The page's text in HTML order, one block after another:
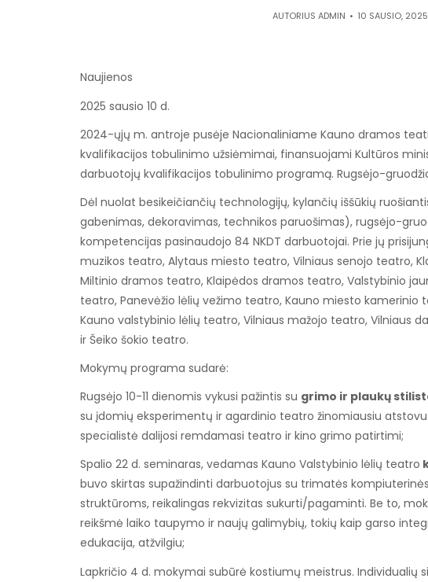
AUTORIUS ADMIN 10 SAUSIO, 2025
Naujienos
2025 sausio 10 d.
2024-ųjų m. antroje pusėje Nacionaliniame Kauno dramos
kvalifikacijos tobulinimo užsiėmimai, finansuojami Kultūros
darbuotojų kvalifikacijos tobulinimo programą. Rugsėjo-
Dėl nuolat besikeičiančių technologijų, kylančių iššūkių
gabenimas, dekoravimas, technikos paruošimas), rugsėjo-
kompetencijas pasinaudojo 84 NKDT darbuotojai. Prie jų
muzikos teatro, Alytaus miesto teatro, Vilniaus senojo teatro,
Miltinio dramos teatro, Klaipėdos dramos teatro, Valstybinio
teatro, Panevėžio lėlių vežimo teatro, Kauno miesto
Kauno valstybinio lėlių teatro, Vilniaus mažojo teatro, Vilniaus
ir Šeiko šokio teatro.
Mokymų programa sudarė:
Rugsėjo 10-11 dienomis vykusi pažintis su grimo ir plaukų
su įdomių eksperimentų ir agardinio teatro žinomiausiu
specialistė dalijosi remdamasi teatro ir kino grimo patirtimi;
Spalio 22 d. seminaras, vedamas Kauno Valstybinio lėlių teatro
buvo skirtas supažindinti darbuotojus su trimatės
struktūroms, reikalingas rekvizitas sukurti/pagaminti. Be to,
reikšmė laiko taupymo ir naujų galimybių, tokių kaip garso
edukacija, atžvilgiu;
Lapkričio 4 d. mokymai subūrė kostiumų meistrus.